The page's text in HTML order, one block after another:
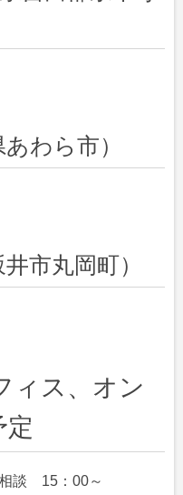
わら市）
市丸岡町）
ィス、オン
定
談 15：00～